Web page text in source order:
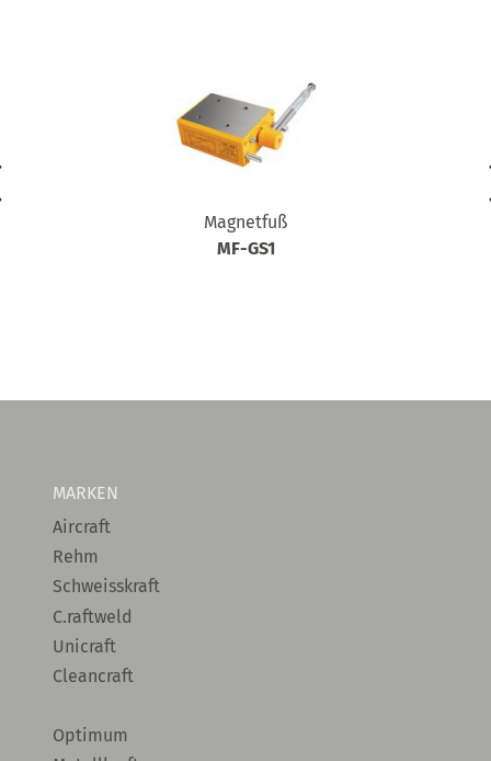
Magnetfuß
MF-GS1
MARKEN
Aircraft
Rehm
Schweisskraft
C.raftweld
Unicraft
Cleancraft
Optimum